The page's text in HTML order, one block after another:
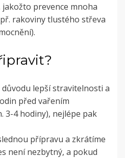
prevence mnoha
rakoviny tlustého střeva
lepší stravitelnosti a
před vařením
3-4 hodiny), nejlépe pak
přípravu a zkrátíme
není nezbytný, a pokud